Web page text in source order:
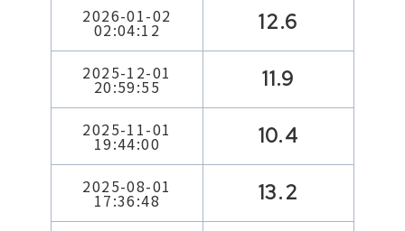
2026-01-02
02:04:12 12.6
2025-12-01
20:59:55 11.9
2025-11-01
19:44:00 10.4
2025-08-01
17:36:48 13.2